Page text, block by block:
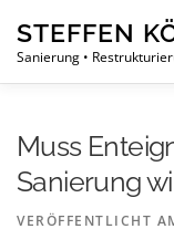
Inhalt
springen
STEFFEN
Sanierung •
Muss
Sanierung
VERÖFFENTLICHT